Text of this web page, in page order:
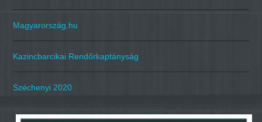
Magyarország.hu
Kazincbarcikai Rendőrkaptányság
Széchenyi 2020